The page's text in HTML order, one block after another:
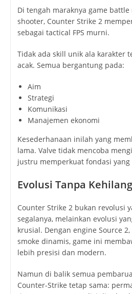
Di tengah maraknya game
shooter, Counter Strike 2
sebagai tactical FPS murni.
Tidak ada skill unik ala karakter
acak. Semua bergantung pada:
Aim
Strategi
Komunikasi
Manajemen ekonomi
Kesederhanaan inilah yang
lama. Valve tidak mencoba
justru memperkuat fondasi
Evolusi Tanpa
Counter Strike 2 bukan revolusi
segalanya, melainkan evolusi
krusial. Dengan engine Source
smoke dinamis, game ini
lebih presisi dan modern.
Namun di balik semua
Counter-Strike tetap sama: